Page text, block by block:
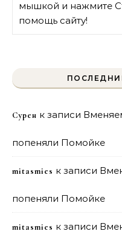
мышкой и нажмите
помощь сайту!
Сурен к записи
попеняли Помойке
mitasmies к записи
попеняли Помойке
mitasmies к записи